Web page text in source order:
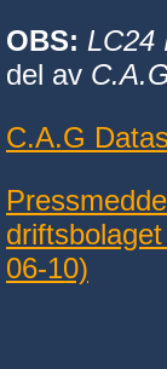
OBS: LC24
del av
C.A.G
06-10)